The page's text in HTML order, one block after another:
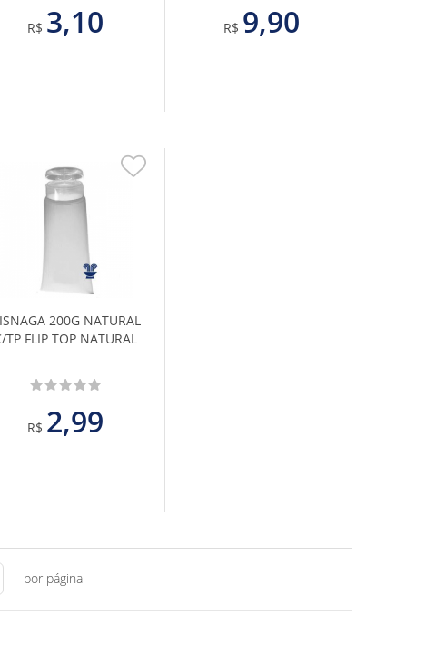
R$ 3,10 R$ 9,90
200G NATURAL
TP FLIP TOP NATURAL
R$ 2,99
por página